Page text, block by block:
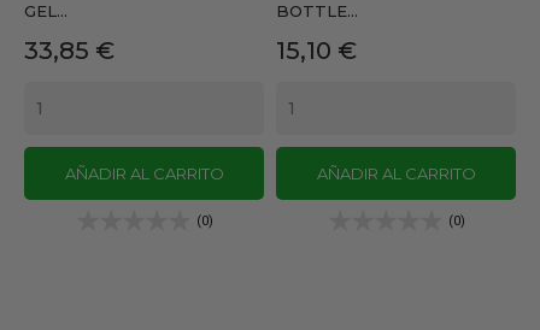
GEL...
Precio
33,85 €
AÑADIR AL CARRITO
(0)
BOTTLE...
Precio
15,10 €
AÑADIR AL CARRITO
(0)